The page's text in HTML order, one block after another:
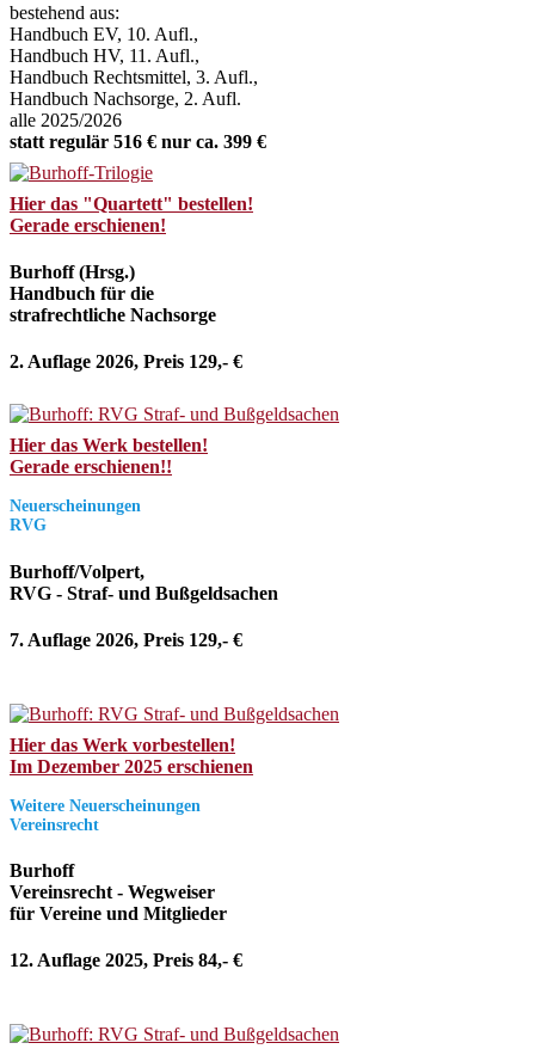
bestehend aus:
Handbuch EV, 10. Aufl.,
Handbuch HV, 11. Aufl.,
Handbuch Rechtsmittel, 3. Aufl.,
Handbuch Nachsorge, 2. Aufl.
alle 2025/2026
statt regulär 516 € nur ca. 399 €
Hier das "Quartett" bestellen!
Gerade erschienen!
Burhoff (Hrsg.)
Handbuch für die
strafrechtliche Nachsorge
2. Auflage 2026, Preis 129,- €
Hier das Werk bestellen!
Gerade erschienen!!
Neuerscheinungen
RVG
Burhoff/Volpert,
RVG - Straf- und Bußgeldsachen
7. Auflage 2026, Preis 129,- €
Hier das Werk vorbestellen!
Im Dezember 2025 erschienen
Weitere Neuerscheinungen
Vereinsrecht
Burhoff
Vereinsrecht - Wegweiser
für Vereine und Mitglieder
12. Auflage 2025, Preis 84,- €